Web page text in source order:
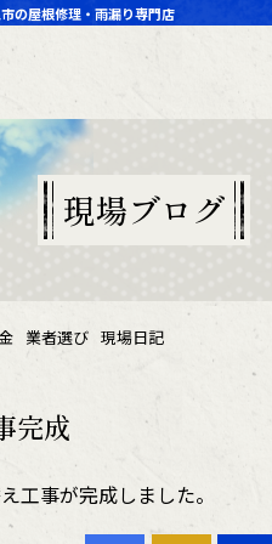
の屋根修理・雨漏り専門店
現場ブログ
業者選び 現場日記
完成
工事が完成しました。